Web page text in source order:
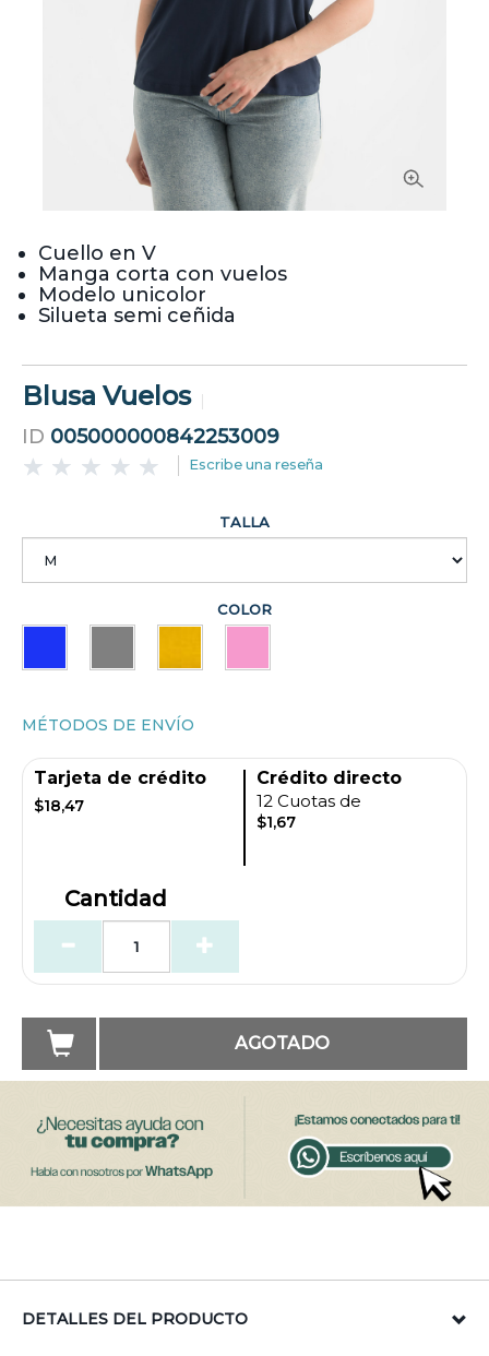
Cuello en V
Manga corta con vuelos
Modelo unicolor
Silueta semi ceñida
Blusa Vuelos
ID 005000000842253009
Escribe una reseña
TALLA
COLOR
MÉTODOS DE ENVÍO
Tarjeta de crédito
$18,47
Crédito directo
12 Cuotas de
$1,67
Cantidad
AGOTADO
DETALLES DEL PRODUCTO